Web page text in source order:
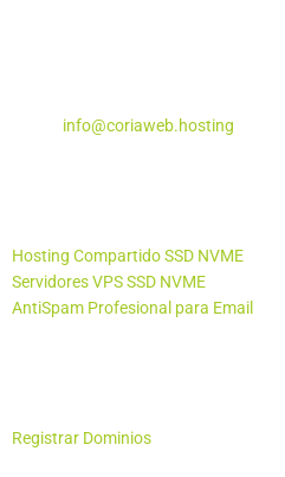
info@coriaweb.hosting
Hosting Compartido SSD NVME
Servidores VPS SSD NVME
AntiSpam Profesional para Email
Registrar Dominios